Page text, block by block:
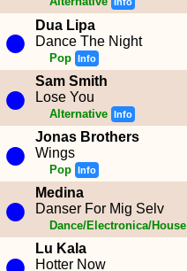
●
Dua Lipa
Dance The Night
Pop Info
●
Sam Smith
Lose You
Alternative Info
●
Jonas Brothers
Wings
Pop Info
●
Medina
Danser For Mig Selv
Dance/Electronica/House
Lu Kala
Hotter Now